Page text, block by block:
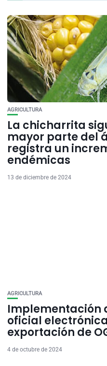
AGRICULTURA
La chicharrita
mayor parte del
registra un
endémicas
13 de diciembre de 2024
AGRICULTURA
Implementación
oficial
exportación de
4 de octubre de 2024